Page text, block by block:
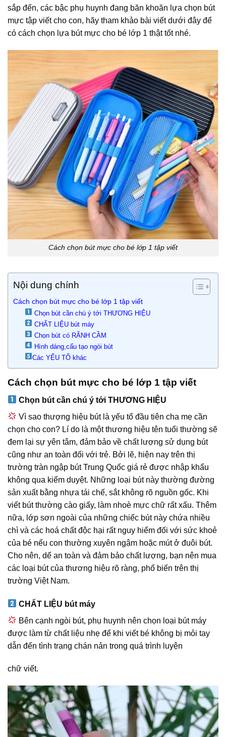
sắp đến, các bậc phụ huynh đang băn khoăn lựa chọn bút
mực tập viết cho con, hãy tham khảo bài viết dưới đây để
có cách chọn lựa bút mực cho bé lớp 1 thật tốt nhé.
Cách chọn bút mực cho bé lớp 1 tập viết
Nội dung chính
Cách chọn bút mực cho bé lớp 1 tập viết
Chọn bút cần chú ý tới THƯƠNG HIỆU
CHẤT LIỆU bút máy
Chọn bút có RÃNH CẦM
Hình dáng,cấu tạo ngòi bút
Các YẾU TỐ khác
Cách chọn bút mực cho bé lớp 1 tập viết
Chọn bút cần chú ý tới THƯƠNG HIỆU
Vì sao thượng hiệu bút là yếu tố đầu tiên cha mẹ cần
chọn cho con? Lí do là một thương hiệu tên tuổi thường sẽ
đem lại sự yên tâm, đảm bảo về chất lượng sử dụng bút
cũng như an toàn đối với trẻ. Bởi lẽ, hiện nay trên thị
trường tràn ngập bút Trung Quốc giá rẻ được nhập khẩu
không qua kiểm duyệt. Những loại bút này thường đường
sản xuất bằng nhựa tái chế, sắt không rõ nguồn gốc. Khi
viết bút thường cào giấy, làm nhoè mực chữ rất xấu. Thêm
nữa, lớp sơn ngoài của những chiếc bút này chứa nhiều
chì và các hoá chất độc hại rất nguy hiểm đối với sức khoẻ
của bé nếu con thường xuyên ngậm hoặc mút ở đuôi bút.
Cho nên, dể an toàn và đảm bảo chất lượng, bạn nên mua
các loại bút của thương hiệu rõ ràng, phổ biến trên thị
trường Việt Nam.
CHẤT LIỆU bút máy
Bên cạnh ngòi bút, phụ huynh nên chọn loại bút máy
được làm từ chất liệu nhẹ để khi viết bé không bị mỏi tay
dẫn đến tình trạng chán nản trong quá trình luyện
chữ viết.